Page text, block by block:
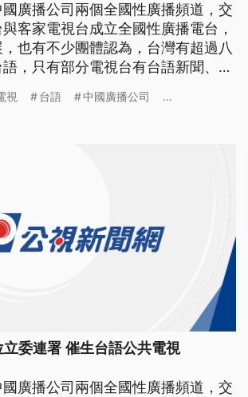
廣播公司兩個全國性廣播頻道，交
客家電視台成立全國性廣播電台，
也有不少團體認為，台灣有超過八
，只有部分電視台有台語新聞、綜
這個議題的人士、和民間團體共同連
視 台語 中國廣播公司 ...
委連署 催生台語公共電視
廣播公司兩個全國性廣播頻道，交